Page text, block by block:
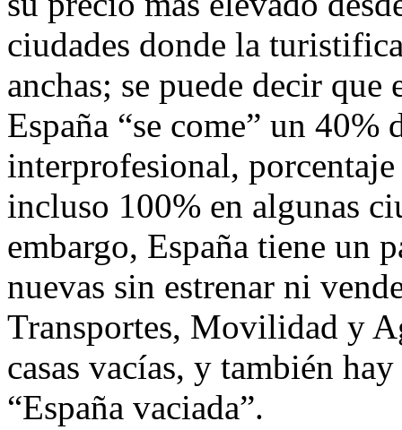
ciudades donde la
anchas; se puede decir
España “se come” un
interprofesional,
incluso 100% en algunas
embargo, España tiene un
nuevas sin estrenar ni
Transportes, Movilidad y
casas vacías, y también
“España vaciada”.